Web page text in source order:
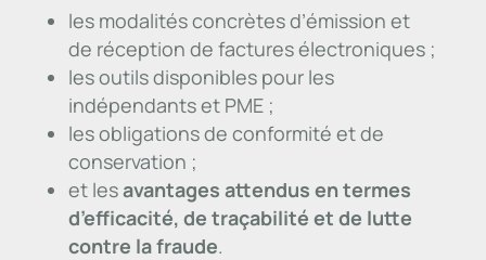
les modalités concrètes d’émission et
de réception de factures électroniques ;
les outils disponibles pour les
indépendants et PME ;
les obligations de conformité et de
conservation ;
et lesavantages attendus en termes
d’efficacité, de traçabilité et de lutte
contre la fraude.